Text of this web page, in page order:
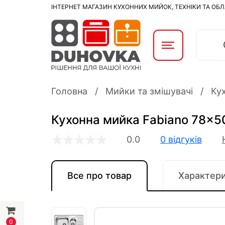
0
ІНТЕРНЕТ МАГАЗИН КУХОННИХ МИЙОК, ТЕХНІКИ ТА
Головна Мийки та змішувачі
Кухонна мийка Fabiano
0.0 0 відгуків
Все про товар